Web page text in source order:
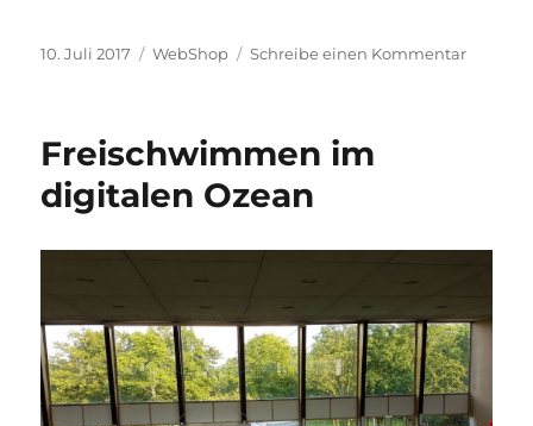
Veröffentlicht
10. Juli 2017 Kategorien
WebShop Schreibe einen Kommentarzu
Freischwimmen im
digitalen Ozean